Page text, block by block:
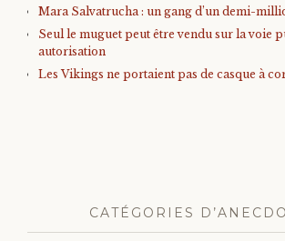
Mara Salvatrucha : un gang d’un demi-
Seul le muguet peut être vendu sur la voie
autorisation
Les Vikings ne portaient pas de casque à
CATÉGORIES